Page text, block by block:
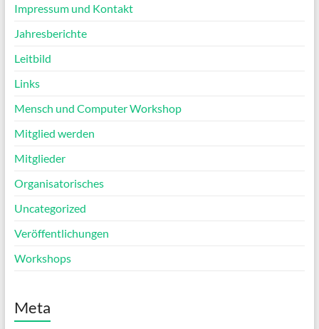
Impressum und Kontakt
Jahresberichte
Leitbild
Links
Mensch und Computer Workshop
Mitglied werden
Mitglieder
Organisatorisches
Uncategorized
Veröffentlichungen
Workshops
Meta